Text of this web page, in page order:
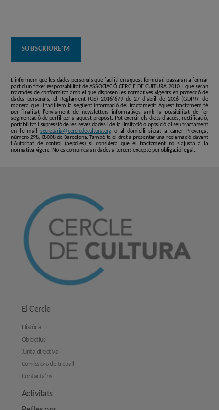
L'informem que les dades personals que faciliti en aquest formulari passaran a formar
part d'un fitxer responsabilitat de ASSOCIACIÓ CERCLE DE CULTURA 2010, i que seran
tractades de conformitat amb el que disposen les normatives vigents en protecció de
dades personals, el Reglament (UE) 2016/679 de 27 d'abril de 2016 (GDPR), de
manera que li facilitem la següent informació del tractament: Aquest tractament té
per finalitat l'enviament de newsletters informatives amb la possibilitat de fer
segmentació de perfil per a aquest propòsit. Pot exercir els drets d'accés, rectificació,
portabilitat i supressió de les seves dades i de la limitació o oposició al seu tractament
en l'e-mail secretaria@cercledecultura.orgo al domicili situat a carrer Provença,
número 298, 08008 de Barcelona. També te el dret a presentar una reclamació davant
l'Autoritat de control (aepd.es) si considera que el tractament no s'ajusta a la
normativa vigent. No es comunicaran dades a tercers excepte per obligació legal.
El Cercle
Història
Objectius
Junta directiva
Comissions de treball
Contacta’ns
Activitats